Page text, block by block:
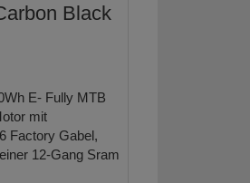
Black
E- Fully MTB
mit
Factory Gabel,
12-Gang Sram